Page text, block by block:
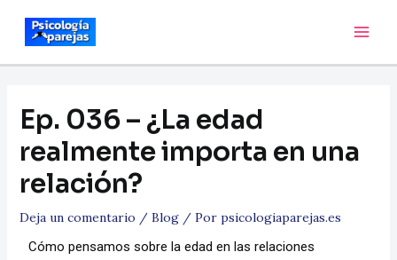
Ep. 036 – ¿La edad
realmente importa en una
relación?
Deja un comentario / Blog/ Por psicologiaparejas.es
Cómo pensamos sobre la edad en las relaciones